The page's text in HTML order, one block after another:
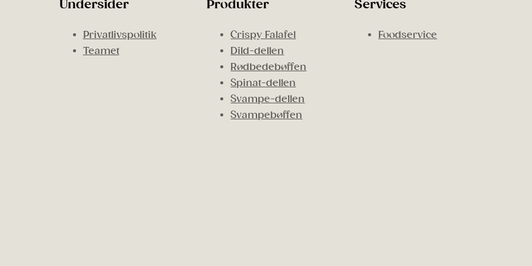
Undersider
Privatlivspolitik
Teamet
Produkter
Crispy Falafel
Dild-dellen
Rødbedebøffen
Spinat-dellen
Svampe-dellen
Svampebøffen
Services
Foodservice